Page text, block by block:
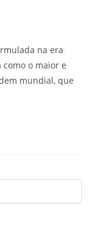
na era
o maior e
mundial, que